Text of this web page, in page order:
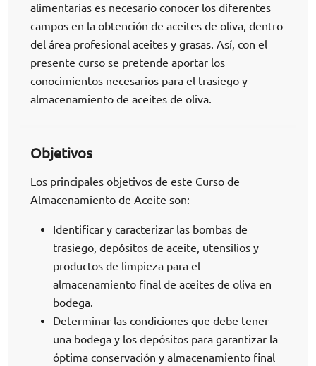
alimentarias es necesario conocer los diferentes
campos en la obtención de aceites de oliva, dentro
del área profesional aceites y grasas. Así, con el
presente curso se pretende aportar los
conocimientos necesarios para el trasiego y
almacenamiento de aceites de oliva.
Objetivos
Los principales objetivos de este Curso de
Almacenamiento de Aceite son:
Identificar y caracterizar las bombas de
trasiego, depósitos de aceite, utensilios y
productos de limpieza para el
almacenamiento final de aceites de oliva en
bodega.
Determinar las condiciones que debe tener
una bodega y los depósitos para garantizar la
óptima conservación y almacenamiento final